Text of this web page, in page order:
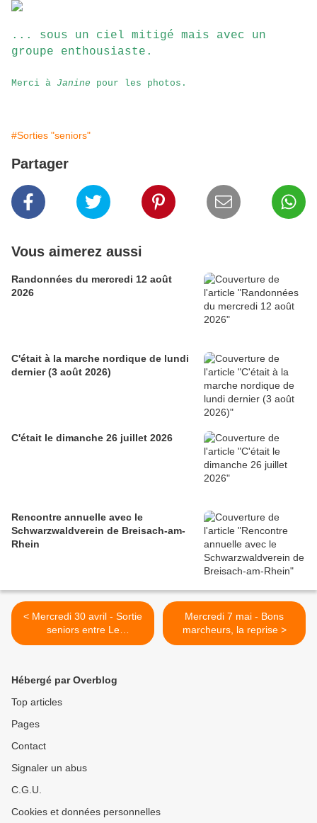
... sous un ciel mitigé mais avec un
groupe enthousiaste.
Merci à Janine pour les photos.
#Sorties "seniors"
Partager
Vous aimerez aussi
Randonnées du mercredi 12 août
2026
C'était à la marche nordique de lundi
dernier (3 août 2026)
C'était le dimanche 26 juillet 2026
Rencontre annuelle avec le
Schwarzwaldverein de Breisach-am-
Rhein
< Mercredi 30 avril - Sortie
seniors entre Le
Bonhomme et Fréland
Mercredi 7 mai - Bons
marcheurs, la reprise >
Hébergé par Overblog
Top articles
Pages
Contact
Signaler un abus
C.G.U.
Cookies et données personnelles